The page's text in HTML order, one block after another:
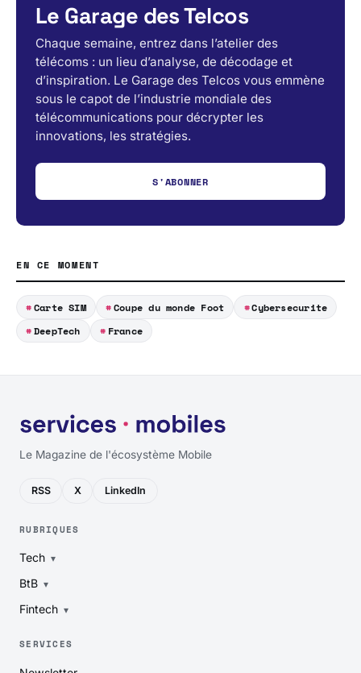
Le Garage des Telcos
Chaque semaine, entrez dans l’atelier des
télécoms : un lieu d’analyse, de décodage et
d’inspiration. Le Garage des Telcos vous emmène
sous le capot de l’industrie mondiale des
télécommunications pour décrypter les
innovations, les stratégies.
S'ABONNER
EN CE MOMENT
Carte SIM Coupe du monde Foot
Cybersecurite
DeepTech
France
Le Magazine de l'écosystème Mobile
RSS X LinkedIn
RUBRIQUES
Tech
BtB
Fintech
SERVICES